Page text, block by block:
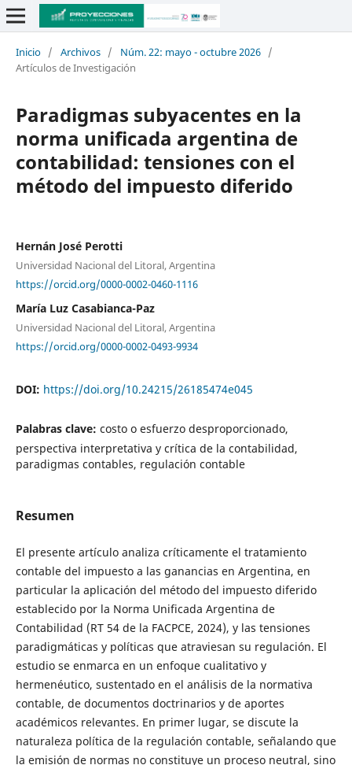
Inicio / Archivos / Núm. 22: mayo - octubre 2026 /
Artículos de Investigación
Paradigmas subyacentes en la
norma unificada argentina de
contabilidad: tensiones con el
método del impuesto diferido
Hernán José Perotti
Universidad Nacional del Litoral, Argentina
https://orcid.org/0000-0002-0460-1116
María Luz Casabianca-Paz
Universidad Nacional del Litoral, Argentina
https://orcid.org/0000-0002-0493-9934
DOI: https://doi.org/10.24215/26185474e045
Palabras clave: costo o esfuerzo desproporcionado,
perspectiva interpretativa y crítica de la contabilidad,
paradigmas contables, regulación contable
Resumen
El presente artículo analiza críticamente el tratamiento
contable del impuesto a las ganancias en Argentina, en
particular la aplicación del método del impuesto diferido
establecido por la Norma Unificada Argentina de
Contabilidad (RT 54 de la FACPCE, 2024), y las tensiones
paradigmáticas y políticas que atraviesan su regulación. El
estudio se enmarca en un enfoque cualitativo y
hermenéutico, sustentado en el análisis de la normativa
contable, de documentos doctrinarios y de aportes
académicos relevantes. En primer lugar, se discute la
naturaleza política de la regulación contable, señalando que
la emisión de normas no constituye un proceso neutral, sino